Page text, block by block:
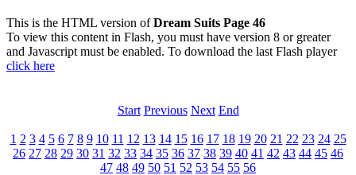
This is the HTML version ofDream Suits Page 46
To view this content in Flash, you must have version 8 or greater
and Javascript must be enabled. To download the last Flash player
click here
Start Previous Next End
1 2 3 4 5 6 7 8 9 10 11 12 13 14 15 16 17 18 19 20 21 22 23 24 25
26 27 28 29 30 31 32 33 34 35 36 37 38 39 40 41 42 43 44 45 46
47 48 49 50 51 52 53 54 55 56